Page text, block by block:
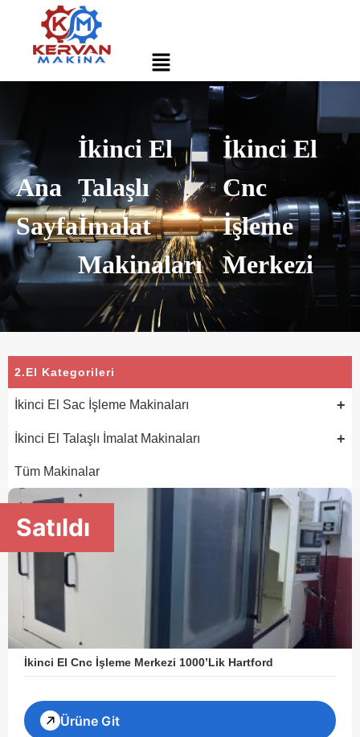
Ana
Sayfa
İkinci El
Talaşlı
İmalat
Makinaları
İkinci El
Cnc
İşleme
Merkezi
2.El Kategorileri
İkinci El Sac İşleme Makinaları +
İkinci El Talaşlı İmalat Makinaları +
Tüm Makinalar
Satıldı
İkinci El Cnc İşleme Merkezi 1000’Lik Hartford
Ürüne Git